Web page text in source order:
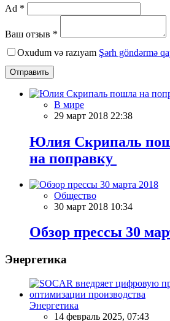
Ad *
Ваш отзыв *
Oxudum və razıyam Şərh göndərmə
Отправить
В мире
29 март 2018 22:38
Юлия Скрипаль
на поправку
Общество
30 март 2018 10:34
Обзор прессы 30
Энергетика
Энергетика
14 февраль 2025, 07:43